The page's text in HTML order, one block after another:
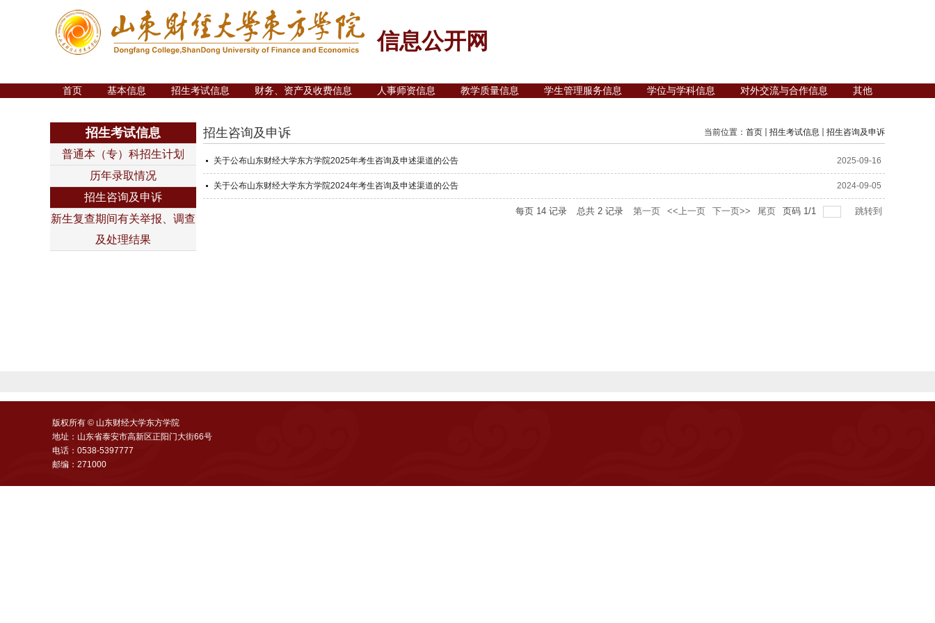
信息公开网
首页 基本信息 招生考试信息 财务、资产及收费信息 人事师资信息 教学质量信息 学生管理服务信息 学位与学科信息 对外交流与合作信息 其他
招生考试信息
普通本（专）科招生计划
历年录取情况
招生咨询及申诉
新生复查期间有关举报、调查
及处理结果
招生咨询及申诉 当前位置： 首页 招生考试信息 招生咨询及申诉
关于公布山东财经大学东方学院2025年考生咨询及申述渠道的公告 2025-09-16
关于公布山东财经大学东方学院2024年考生咨询及申述渠道的公告 2024-09-05
每页 14 记录 总共 2 记录 第一页 <<上一页 下一页>> 尾页 页码 1/1 跳转到
版权所有 © 山东财经大学东方学院
地址：山东省泰安市高新区正阳门大街66号
电话：0538-5397777
邮编：271000